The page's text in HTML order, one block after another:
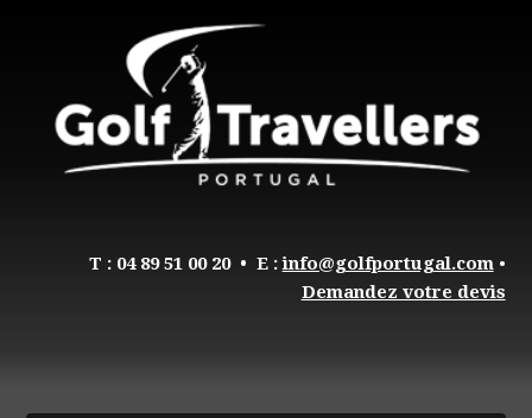
T : 04 89 51 00 20• E :info@golfportugal.com•
Demandez votre devis